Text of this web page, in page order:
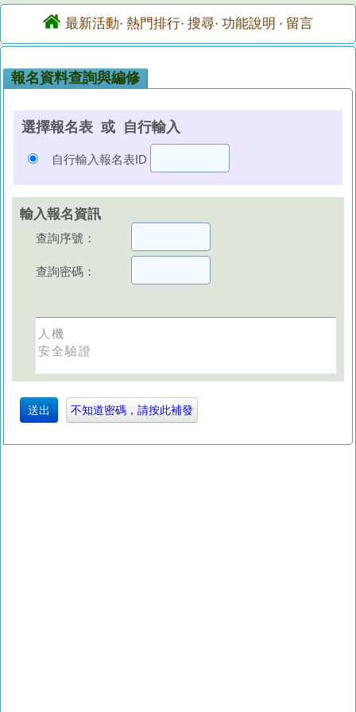
最新活動· 熱門排行· 搜尋· 功能說明 · 留言
報名資料查詢與編修
選擇報名表 或 自行輸入
自行輸入報名表ID
輸入報名資訊
查詢序號：
查詢密碼：
人機
安全驗證